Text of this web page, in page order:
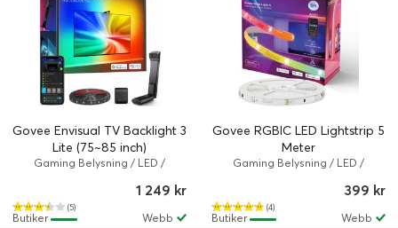
Govee Envisual TV Backlight 3
Lite (75~85 inch)
Gaming Belysning / LED /
(5)
1 249 kr
Webb
Butiker
Govee RGBIC LED Lightstrip 5
Meter
Gaming Belysning / LED /
(4)
399 kr
Webb
Butiker